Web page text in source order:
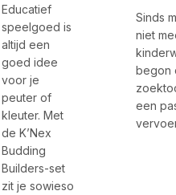
Educatief
speelgoed is
altijd een
goed idee
voor je
peuter of
kleuter. Met
de K’Nex
Budding
Builders-set
zit je sowieso
Sinds
niet
begon
een